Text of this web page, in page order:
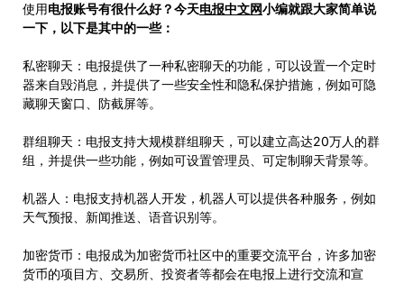
使用电报账号有很什么好？今天电报中文网小编就跟大家简单说
一下，以下是其中的一些：
私密聊天：电报提供了一种私密聊天的功能，可以设置一个定时
器来自毁消息，并提供了一些安全性和隐私保护措施，例如可隐
藏聊天窗口、防截屏等。
群组聊天：电报支持大规模群组聊天，可以建立高达20万人的群
组，并提供一些功能，例如可设置管理员、可定制聊天背景等。
机器人：电报支持机器人开发，机器人可以提供各种服务，例如
天气预报、新闻推送、语音识别等。
加密货币：电报成为加密货币社区中的重要交流平台，许多加密
货币的项目方、交易所、投资者等都会在电报上进行交流和宣